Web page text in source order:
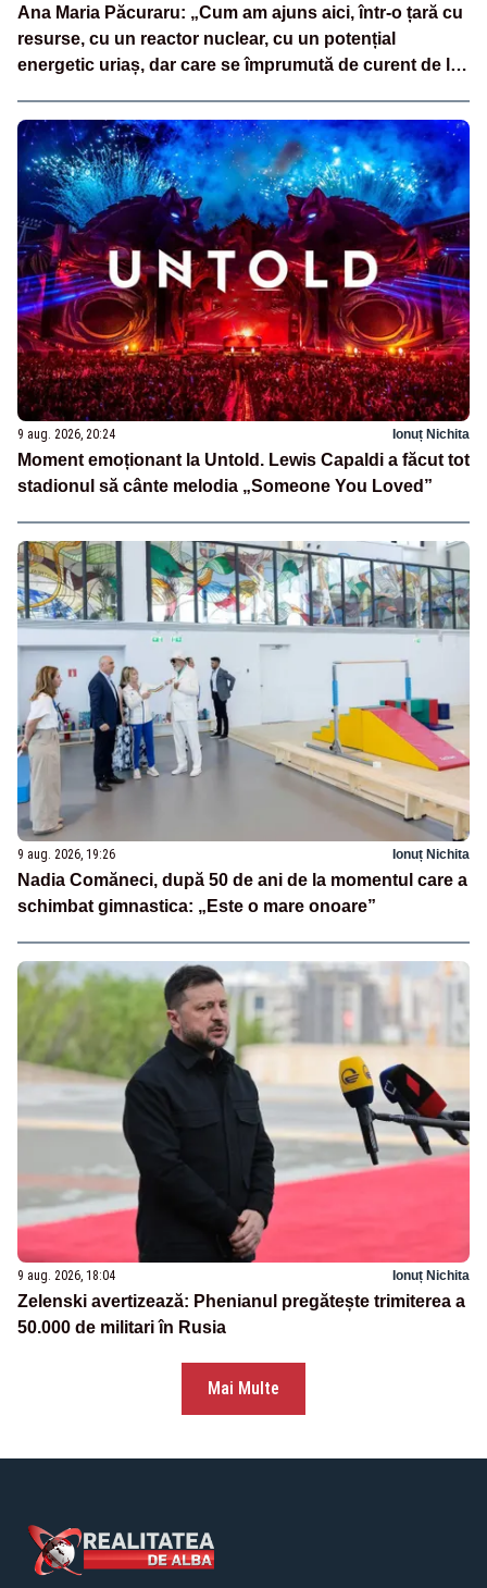
Ana Maria Păcuraru: „Cum am ajuns aici, într-o țară cu
resurse, cu un reactor nuclear, cu un potențial
energetic uriaș, dar care se împrumută de curent de la
9 aug. 2026, 20:24 Ionuț Nichita
Moment emoționant la Untold. Lewis Capaldi a făcut tot
stadionul să cânte melodia „Someone You Loved”
9 aug. 2026, 19:26 Ionuț Nichita
Nadia Comăneci, după 50 de ani de la momentul care a
schimbat gimnastica: „Este o mare onoare”
9 aug. 2026, 18:04 Ionuț Nichita
Zelenski avertizează: Phenianul pregătește trimiterea a
50.000 de militari în Rusia
Mai Multe